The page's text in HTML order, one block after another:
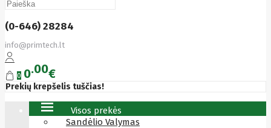
(0-646) 28284
info@primtech.lt
0 0 00€
Prekių krepšelis tuščias!
Visos prekės
Sandėlio Valymas